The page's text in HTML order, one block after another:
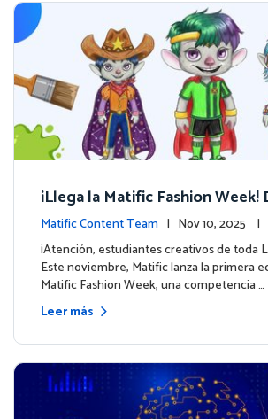
¡Llega la Matific Fashion Week!
ximo look de nuestros
Matific Content Team | Nov 10, 2025 |
entos
¡Atención, estudiantes creativos de toda
Este noviembre, Matific lanza la primera
Matific Fashion Week, una competencia …
Leer más